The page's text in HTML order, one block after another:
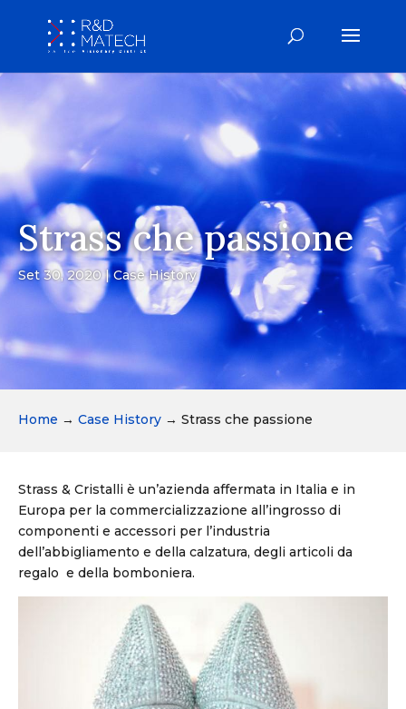
Strass che passione
Set 30, 2020 Case History
Home → Case History → Strass che passione
Strass & Cristalli è un’azienda affermata in Italia e in
Europa per la commercializzazione all’ingrosso di
componenti e accessori per l’industria
dell’abbigliamento e della calzatura, degli articoli da
regalo e della bomboniera.